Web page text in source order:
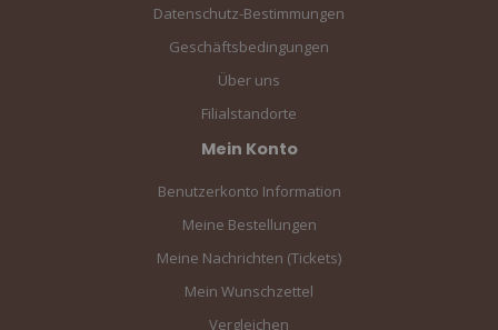
Datenschutz-Bestimmungen
Geschäftsbedingungen
Über uns
Filialstandorte
Mein Konto
Benutzerkonto Information
Meine Bestellungen
Meine Nachrichten (Tickets)
Mein Wunschzettel
Vergleichen